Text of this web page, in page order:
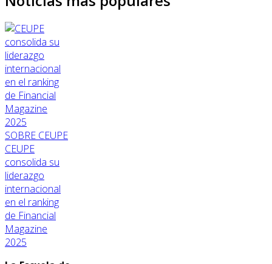
SOBRE CEUPE
CEUPE
consolida su
liderazgo
internacional
en el ranking
de Financial
Magazine
2025